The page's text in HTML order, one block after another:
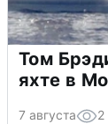
Том
яхте в
7 августа 2